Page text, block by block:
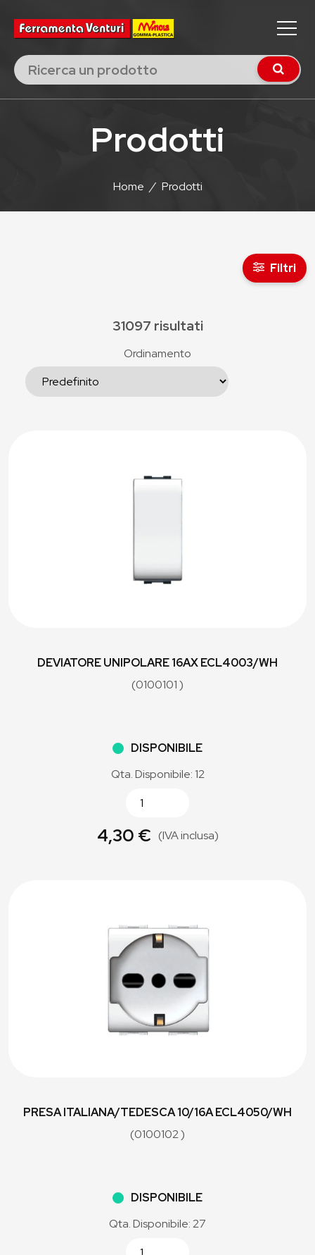
Prodotti
Home / Prodotti
Filtri
31097 risultati
Ordinamento
DEVIATORE UNIPOLARE 16AX ECL4003/WH
(0100101 )
DISPONIBILE
Qta. Disponibile: 12
4,30 € (IVA inclusa)
PRESA ITALIANA/TEDESCA 10/16A ECL4050/WH
(0100102 )
DISPONIBILE
Qta. Disponibile: 27